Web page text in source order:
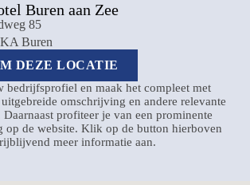
Buren aan Zee
85
Buren
DEZE LOCATIE
bedrijfsprofiel en maak het compleet met
uitgebreide omschrijving en andere relevante
profiteer je van een prominente
op de website. Klik op de button hierboven
meer informatie aan.